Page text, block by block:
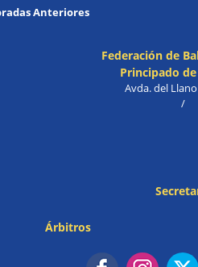
Anteriores
Federación de
Principado
Avda. del
/
Árbitros